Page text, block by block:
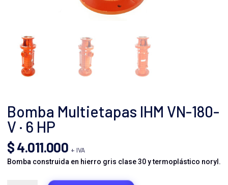
Bomba Multietapas IHM VN-180-
V · 6 HP
$4.011.000 + IVA
Bomba construida en hierro gris clase 30 y termoplástico noryl.